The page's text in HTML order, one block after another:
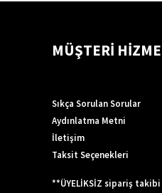
MÜŞTERİ
Sıkça Sorulan Sorular
Aydınlatma Metni
İletişim
Taksit Seçenekleri
**ÜYELİKSİZ sipariş takibi